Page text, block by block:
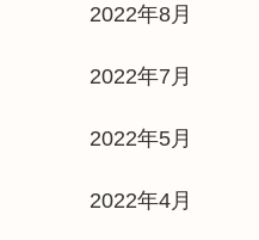
2022年8月
2022年7月
2022年5月
2022年4月